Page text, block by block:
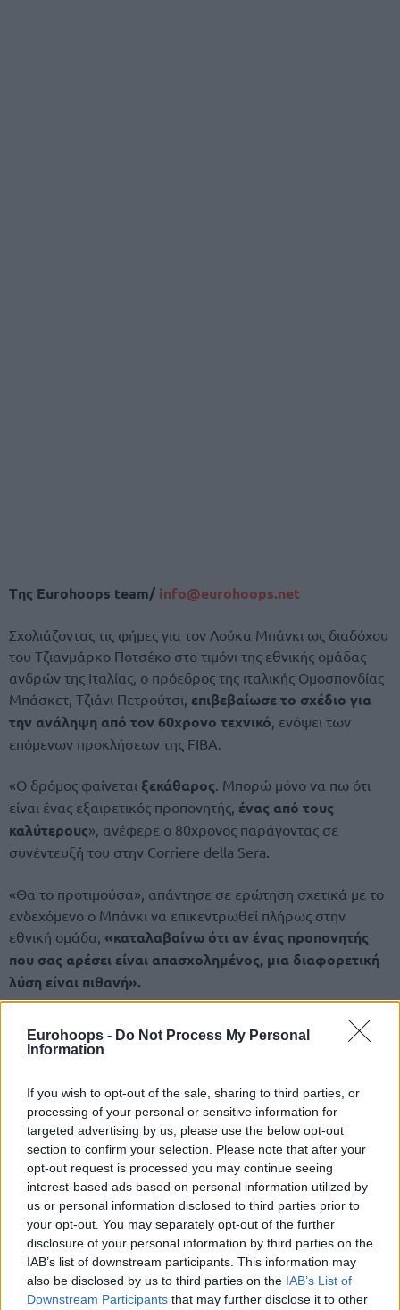
Eurohoops - Do Not Process My Personal
Information
If you wish to opt-out of the sale, sharing to third parties, or
processing of your personal or sensitive information for
targeted advertising by us, please use the below opt-out
section to confirm your selection. Please note that after your
opt-out request is processed you may continue seeing
interest-based ads based on personal information utilized by
us or personal information disclosed to third parties prior to
your opt-out. You may separately opt-out of the further
disclosure of your personal information by third parties on the
IAB’s list of downstream participants. This information may
also be disclosed by us to third parties on the IAB’s List of
Downstream Participants that may further disclose it to other
Tης Eurohoops team/ info@eurohoops.net
Σχολιάζοντας τις φήμες για τον Λούκα Μπάνκι ως διαδόχου
του Τζιανμάρκο Ποτσέκο στο τιμόνι της εθνικής ομάδας
ανδρών της Ιταλίας, ο πρόεδρος της ιταλικής Ομοσπονδίας
Μπάσκετ, Τζιάνι Πετρούτσι, επιβεβαίωσε το σχέδιο για
την ανάληψη από τον 60χρονο τεχνικό, ενόψει των
επόμενων προκλήσεων της FIBA.
«Ο δρόμος φαίνεται ξεκάθαρος. Μπορώ μόνο να πω ότι
είναι ένας εξαιρετικός προπονητής, ένας από τους
καλύτερους», ανέφερε ο 80χρονος παράγοντας σε
συνέντευξή του στην Corriere della Sera.
«Θα το προτιμούσα», απάντησε σε ερώτηση σχετικά με το
ενδεχόμενο ο Μπάνκι να επικεντρωθεί πλήρως στην
εθνική ομάδα, «καταλαβαίνω ότι αν ένας προπονητής
που σας αρέσει είναι απασχολημένος, μια διαφορετική
λύση είναι πιθανή».
Στο Ευρωμπάσκετ 2025, η Ιταλία πέρασε από τη δεύτερη
θέση με ρεκόρ 4-1 στον Γ’ Όμιλο της Λεμεσού, αλλά μια
“16”, την οδήγησε στον αποκλεισμό.
«Δεν είχαμε καλή απόδοση στη φάση των νοκ άουτ, κάτι
που έχει συμβεί και στο παρελθόν. Η Σλοβενία ​​άξιζε να
κερδίσει. Ήταν καλύτεροι και πιο συγκροτημένοι από εμάς.
Αλλά δεν ήμασταν μακριά από την πρόκριση», εκτίμησε ο
Πετρούτσι.